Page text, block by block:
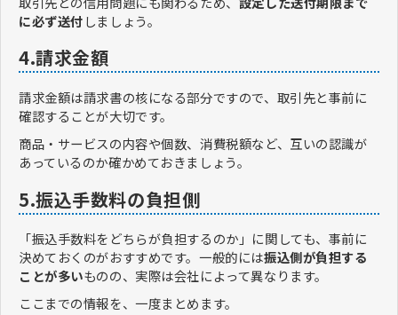
に必ず送付しましょう。
4.請求金額
請求金額は請求書の核になる部分ですので、取引先と事前に
確認することが大切です。
商品・サービスの内容や個数、消費税額など、互いの認識が
あっているのか確かめておきましょう。
5.振込手数料の負担側
「振込手数料をどちらが負担するのか」に関しても、事前に
決めておくのがおすすめです。一般的には振込側が負担する
ことが多いものの、実際は会社によって異なります。
ここまでの情報を、一度まとめます。